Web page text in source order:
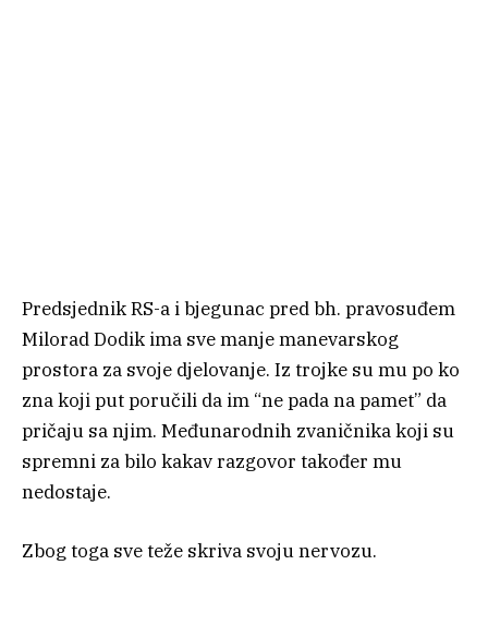
Predsjednik RS-a i bjegunac pred bh. pravosuđem
Milorad Dodik ima sve manje manevarskog
prostora za svoje djelovanje. Iz trojke su mu po ko
zna koji put poručili da im “ne pada na pamet” da
pričaju sa njim. Međunarodnih zvaničnika koji su
spremni za bilo kakav razgovor također mu
nedostaje.
Zbog toga sve teže skriva svoju nervozu.